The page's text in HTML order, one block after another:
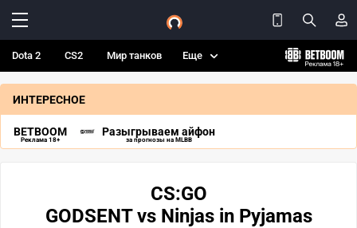
Dota 2 CS2 Мир танков Еще
ИНТЕРЕСНОЕ
BETBOOM
Реклама 18+
Разыгрываем айфон
за прогнозы на MLBB
CS:GO
GODSENT vs Ninjas in Pyjamas